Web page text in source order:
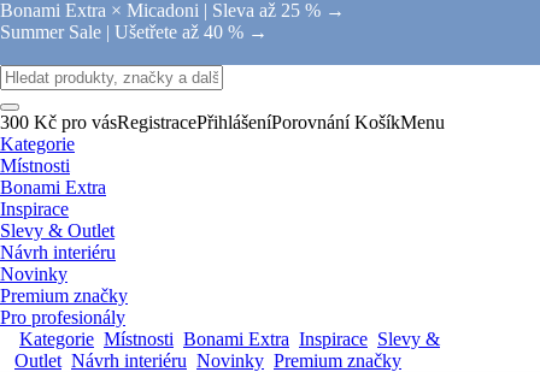
Bonami Extra × Micadoni | Sleva až 25 % →
Summer Sale | Ušetřete až 40 % →
300 Kč pro vásRegistracePřihlášeníPorovnání KošíkMenu
Kategorie
Místnosti
Bonami Extra
Inspirace
Slevy & Outlet
Návrh interiéru
Novinky
Premium značky
Pro profesionály
Kategorie Místnosti Bonami Extra Inspirace Slevy &
Outlet Návrh interiéru Novinky Premium značky